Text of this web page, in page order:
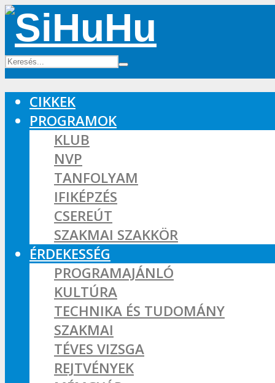
CIKKEK
PROGRAMOK
KLUB
NVP
TANFOLYAM
IFIKÉPZÉS
CSEREÚT
SZAKMAI SZAKKÖR
ÉRDEKESSÉG
PROGRAMAJÁNLÓ
KULTÚRA
TECHNIKA ÉS TUDOMÁNY
SZAKMAI
TÉVES VIZSGA
REJTVÉNYEK